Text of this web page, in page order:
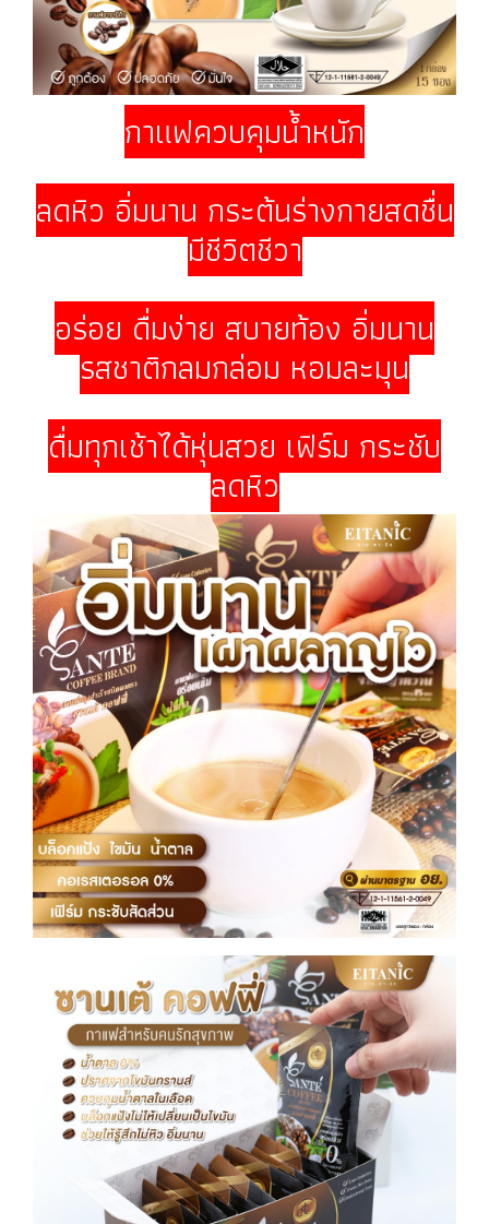
กาแฟควบคุมน้ำหนัก
ลดหิว อิ่มนาน กระตุ้นร่างกายสดชื่น
มีชีวิตชีวา
อร่อย ดื่มง่าย สบายท้อง อิ่มนาน
รสชาติกลมกล่อม หอมละมุน
ดื่มทุกเช้าได้หุ่นสวย เฟิร์ม กระชับ
ลดหิว